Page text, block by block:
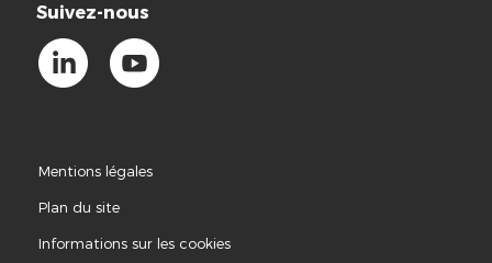
Suivez-nous
Mentions légales
Plan du site
Informations sur les cookies